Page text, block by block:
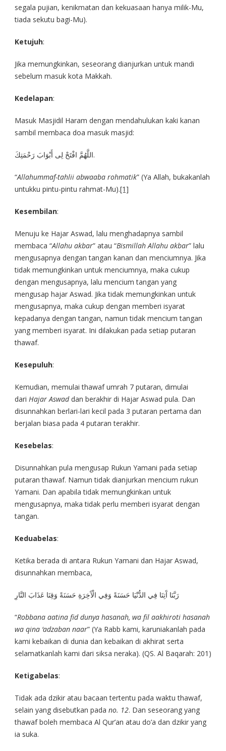
segala pujian, kenikmatan dan kekuasaan hanya milik-Mu,
tiada sekutu bagi-Mu).
Ketujuh:
Jika memungkinkan, seseorang dianjurkan untuk mandi
sebelum masuk kota Makkah.
Kedelapan:
Masuk Masjidil Haram dengan mendahulukan kaki kanan
sambil membaca doa masuk masjid:
اللَّهُمَّ افْتَحْ لِى أَبْوَابَ رَحْمَتِكَ.
“Allahummaf-tahlii abwaaba rohmatik” (Ya Allah, bukakanlah
untukku pintu-pintu rahmat-Mu).[1]
Kesembilan:
Menuju ke Hajar Aswad, lalu menghadapnya sambil
membaca “Allahu akbar” atau “Bismillah Allahu akbar” lalu
mengusapnya dengan tangan kanan dan menciumnya. Jika
tidak memungkinkan untuk menciumnya, maka cukup
dengan mengusapnya, lalu mencium tangan yang
mengusap hajar Aswad. Jika tidak memungkinkan untuk
mengusapnya, maka cukup dengan memberi isyarat
kepadanya dengan tangan, namun tidak mencium tangan
yang memberi isyarat. Ini dilakukan pada setiap putaran
thawaf.
Kesepuluh:
Kemudian, memulai thawaf umrah 7 putaran, dimulai
dari Hajar Aswaddan berakhir di Hajar Aswad pula. Dan
disunnahkan berlari-lari kecil pada 3 putaran pertama dan
berjalan biasa pada 4 putaran terakhir.
Kesebelas:
Disunnahkan pula mengusap Rukun Yamani pada setiap
putaran thawaf. Namun tidak dianjurkan mencium rukun
Yamani. Dan apabila tidak memungkinkan untuk
mengusapnya, maka tidak perlu memberi isyarat dengan
tangan.
Keduabelas:
Ketika berada di antara Rukun Yamani dan Hajar Aswad,
disunnahkan membaca,
رَبَّنَا آَتِنَا فِي الدُّنْيَا حَسَنَةً وَفِي الْآَخِرَةِ حَسَنَةً وَقِنَا عَذَابَ النَّارِ
“Robbana aatina fid dunya hasanah, wa fil aakhiroti hasanah
wa qina ‘adzaban naar” (Ya Rabb kami, karuniakanlah pada
kami kebaikan di dunia dan kebaikan di akhirat serta
selamatkanlah kami dari siksa neraka). (QS. Al Baqarah: 201)
Ketigabelas:
Tidak ada dzikir atau bacaan tertentu pada waktu thawaf,
selain yang disebutkan pada no. 12. Dan seseorang yang
thawaf boleh membaca Al Qur’an atau do’a dan dzikir yang
ia suka.